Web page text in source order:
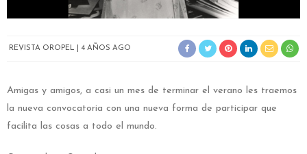
REVISTA OROPEL 4 AÑOS AGO
Amigas y amigos, a casi un mes de terminar el verano les traemos
la nueva convocatoria con una nueva forma de participar que
facilita las cosas a todo el mundo.